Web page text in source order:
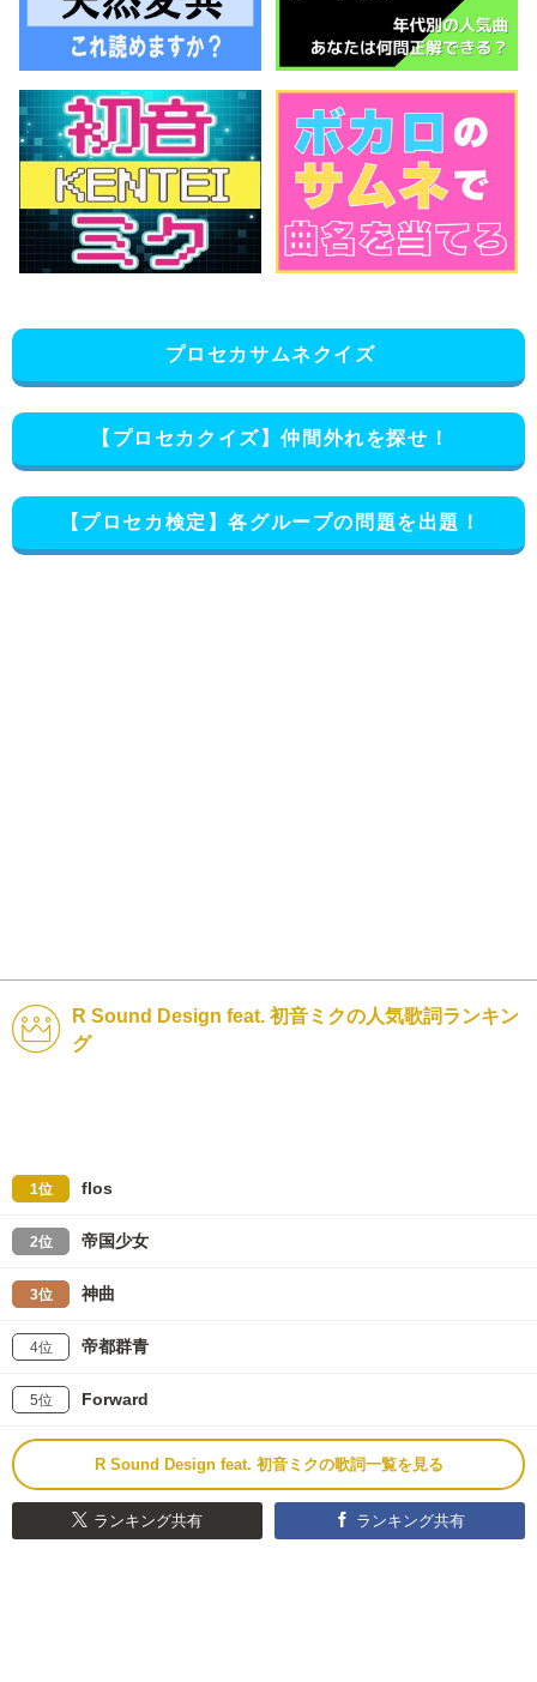
プロセカサムネクイズ
【プロセカクイズ】仲間外れを探せ！
【プロセカ検定】各グループの問題を出題！
R Sound Design feat. 初音ミクの人気歌詞ランキン
グ
1位 flos
2位 帝国少女
3位 神曲
4位 帝都群青
5位 Forward
R Sound Design feat. 初音ミクの歌詞一覧を見る
ランキング共有 ランキング共有